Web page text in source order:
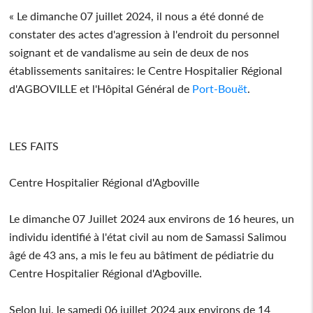
« Le dimanche 07 juillet 2024, il nous a été donné de
constater des actes d'agression à l'endroit du personnel
soignant et de vandalisme au sein de deux de nos
établissements sanitaires: le Centre Hospitalier Régional
d'AGBOVILLE et l'Hôpital Général de Port-Bouët.
LES FAITS
Centre Hospitalier Régional d'Agboville
Le dimanche 07 Juillet 2024 aux environs de 16 heures, un
individu identifié à l'état civil au nom de Samassi Salimou
âgé de 43 ans, a mis le feu au bâtiment de pédiatrie du
Centre Hospitalier Régional d'Agboville.
Selon lui, le samedi 06 juillet 2024 aux environs de 14